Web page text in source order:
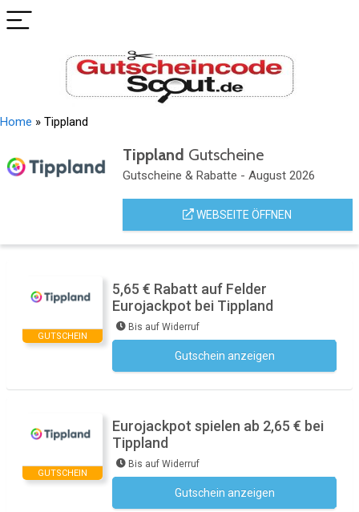
Home » Tippland
Tippland Gutscheine
Gutscheine & Rabatte - August 2026
WEBSEITE ÖFFNEN
GUTSCHEIN
5,65 € Rabatt auf Felder
Eurojackpot bei Tippland
Bis auf Widerruf
Gutschein anzeigen
GUTSCHEIN
Eurojackpot spielen ab 2,65 € bei
Tippland
Bis auf Widerruf
Gutschein anzeigen